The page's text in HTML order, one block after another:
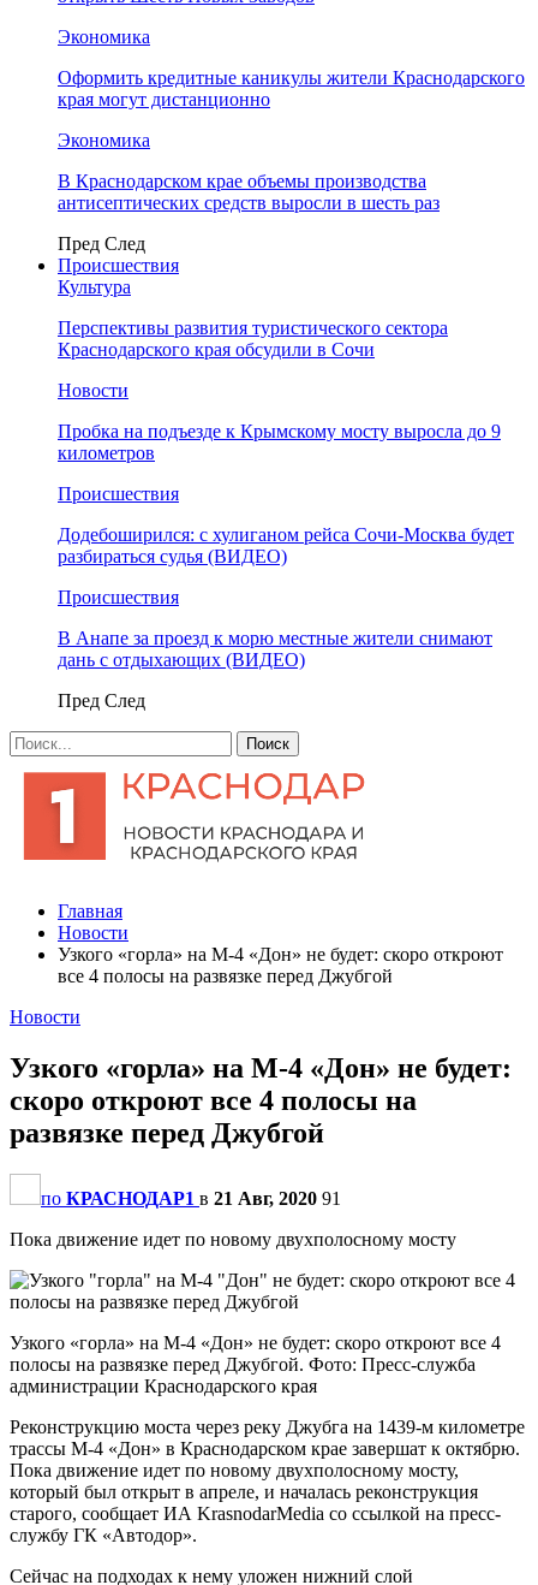
Экономика
Оформить кредитные каникулы жители Краснодарского
края могут дистанционно
Экономика
В Краснодарском крае объемы производства
антисептических средств выросли в шесть раз
Пред След
Происшествия
Культура
Перспективы развития туристического сектора
Краснодарского края обсудили в Сочи
Новости
Пробка на подъезде к Крымскому мосту выросла до 9
километров
Происшествия
Додебоширился: с хулиганом рейса Сочи-Москва будет
разбираться судья (ВИДЕО)
Происшествия
В Анапе за проезд к морю местные жители снимают
дань с отдыхающих (ВИДЕО)
Пред След
Главная
Новости
Узкого «горла» на М-4 «Дон» не будет: скоро откроют
все 4 полосы на развязке перед Джубгой
Новости
Узкого «горла» на М-4 «Дон» не будет:
скоро откроют все 4 полосы на
развязке перед Джубгой
по КРАСНОДАР1 в 21 Авг, 2020 91
Пока движение идет по новому двухполосному мосту
Узкого «горла» на М-4 «Дон» не будет: скоро откроют все 4
полосы на развязке перед Джубгой. Фото: Пресс-служба
администрации Краснодарского края
Реконструкцию моста через реку Джубга на 1439-м километре
трассы М-4 «Дон» в Краснодарском крае завершат к октябрю.
Пока движение идет по новому двухполосному мосту,
который был открыт в апреле, и началась реконструкция
старого, сообщает ИА KrasnodarMedia со ссылкой на пресс-
службу ГК «Автодор».
Сейчас на подходах к нему уложен нижний слой